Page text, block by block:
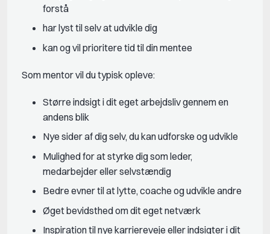
forstå
har lyst til selv at udvikle dig
kan og vil prioritere tid til din mentee
Som mentor vil du typisk opleve:
Større indsigt i dit eget arbejdsliv gennem en
andens blik
Nye sider af dig selv, du kan udforske og udvikle
Mulighed for at styrke dig som leder,
medarbejder eller selvstændig
Bedre evner til at lytte, coache og udvikle andre
Øget bevidsthed om dit eget netværk
Inspiration til nye karriereveje eller indsigter i dit